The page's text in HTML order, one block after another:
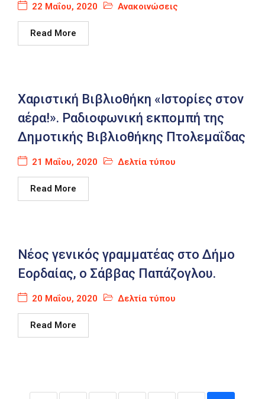
22 Μαΐου, 2020 Ανακοινώσεις
Read More
Χαριστική Βιβλιοθήκη «Ιστορίες στον
αέρα!». Ραδιοφωνική εκπομπή της
Δημοτικής Βιβλιοθήκης Πτολεμαΐδας
21 Μαΐου, 2020 Δελτία τύπου
Read More
Νέος γενικός γραμματέας στο Δήμο
Εορδαίας, ο Σάββας Παπάζογλου.
20 Μαΐου, 2020 Δελτία τύπου
Read More